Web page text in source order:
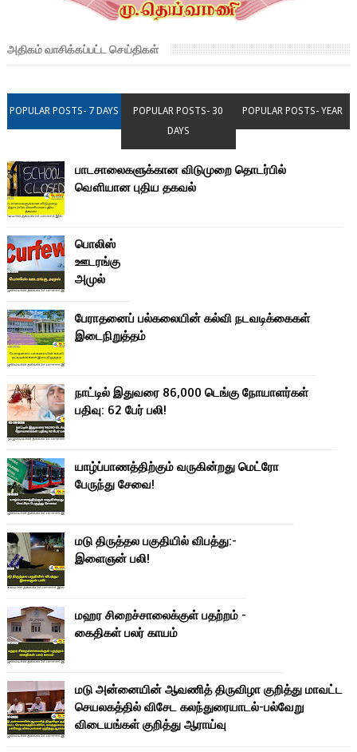
அதிகம் வாசிக்கப்பட்ட செய்திகள்
POPULAR POSTS- 7 DAYS
POPULAR POSTS- 30
DAYS
POPULAR POSTS- YEAR
பாடசாலைகளுக்கான விடுமுறை தொடர்பில்
வௌியான புதிய தகவல்
பொலிஸ்
ஊடரங்கு
அமுல்
பேராதனைப் பல்கலையின் கல்வி நடவடிக்கைகள்
இடைநிறுத்தம்
நாட்டில் இதுவரை 86,000 டெங்கு நோயாளர்கள்
பதிவு: 62 பேர் பலி!
யாழ்ப்பாணத்திற்கும் வருகின்றது மெட்ரோ
பேருந்து சேவை!
மடு திருத்தல பகுதியில் விபத்து:-
இளைஞன் பலி!
மஹர சிறைச்சாலைக்குள் பதற்றம் -
கைதிகள் பலர் காயம்
மடு அன்னையின் ஆவணித் திருவிழா குறித்து மாவட்ட
செயலகத்தில் விசேட கலந்துரையாடல்-பல்வேறு
விடையங்கள் குறித்து ஆராய்வு